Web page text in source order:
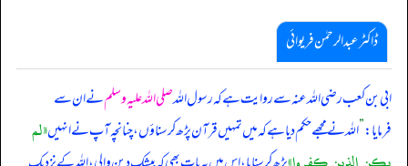
ڈاکٹر عبدالرحمٰن فریوائی
ابی بن کعب رضی الله عنہ سے روایت ہے کہرسول اللہصلی اللہ علیہ وسلمنے ان سے
فرمایا:”اللہ نے مجھے حکم دیا ہے کہ میں تمہیں قرآن پڑھ کر سناؤں، چنانچہ آپ نے انہیں«لم